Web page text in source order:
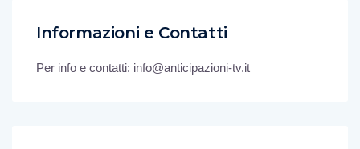
Informazioni e Contatti
Per info e contatti: info@anticipazioni-tv.it